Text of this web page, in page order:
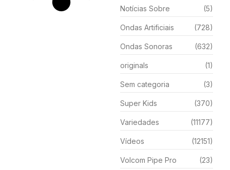
Notícias Sobre (5)
Ondas Artificiais (728)
Ondas Sonoras (632)
originals (1)
Sem categoria (3)
Super Kids (370)
Variedades (11177)
Vídeos (12151)
Volcom Pipe Pro (23)